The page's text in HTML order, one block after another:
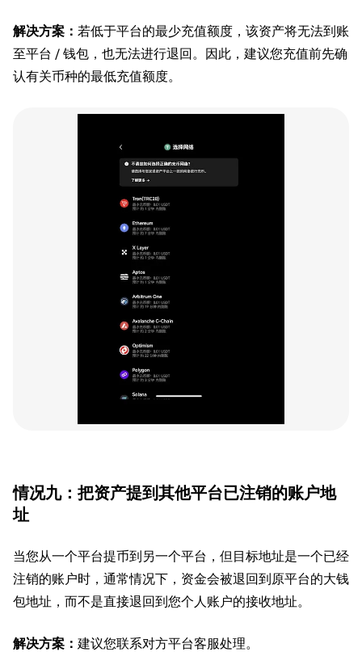
解决方案： 若低于平台的最少充值额度，该资产将无法到账
至平台 / 钱包，也无法进行退回。因此，建议您充值前先确
认有关币种的最低充值额度。
情况九：把资产提到其他平台已注销的账户地
址
当您从一个平台提币到另一个平台，但目标地址是一个已经
注销的账户时，通常情况下，资金会被退回到原平台的大钱
包地址，而不是直接退回到您个人账户的接收地址。
解决方案： 建议您联系对方平台客服处理。